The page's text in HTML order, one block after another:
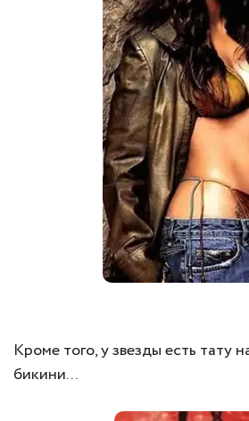
Кроме того, у звезды есть тату
бикини...